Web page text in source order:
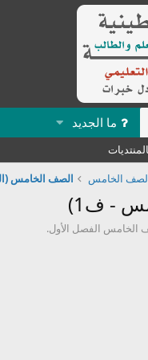
ما الجديد
الخامس الصف الخامس
- ف1)
الخامس الفصل الأول.